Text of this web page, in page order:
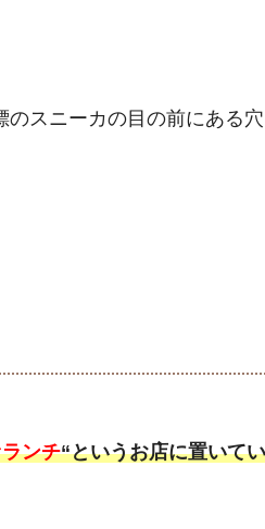
スニーカの目の前にある
ンチ“というお店に置いて